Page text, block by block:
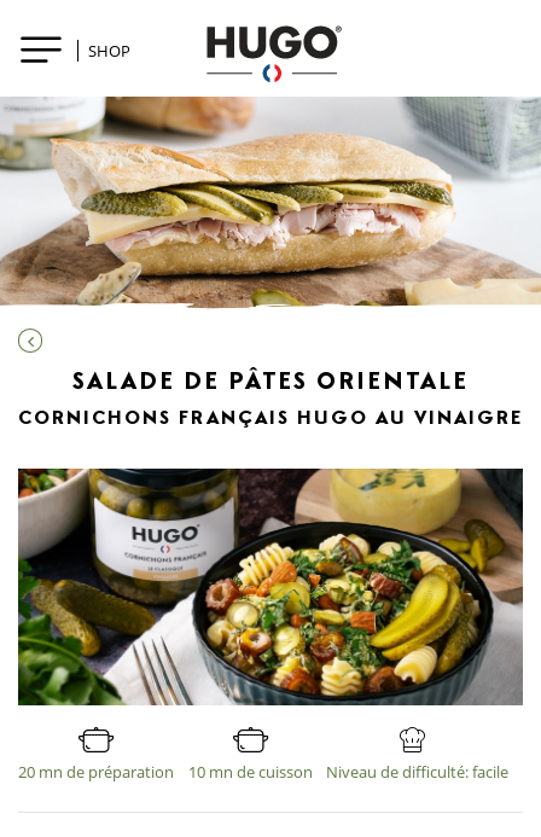
SHOP
SALADE DE PÂTES ORIENTALE
CORNICHONS FRANÇAIS HUGO AU VINAIGRE
20 mn de préparation 10 mn de cuisson Niveau de difficulté: facile